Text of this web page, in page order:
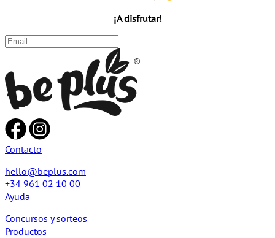
¡A disfrutar!
Contacto
hello@beplus.com
+34 961 02 10 00
Ayuda
Concursos y sorteos
Productos